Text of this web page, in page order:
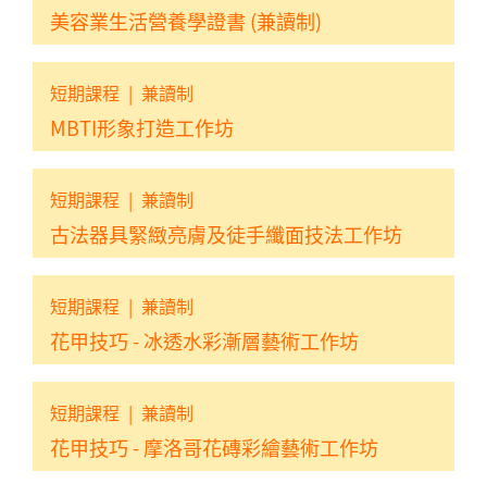
美容業生活營養學證書 (兼讀制)
短期課程 | 兼讀制
MBTI形象打造工作坊
短期課程 | 兼讀制
古法器具緊緻亮膚及徒手纖面技法工作坊
短期課程 | 兼讀制
花甲技巧 - 冰透水彩漸層藝術工作坊
短期課程 | 兼讀制
花甲技巧 - 摩洛哥花磚彩繪藝術工作坊